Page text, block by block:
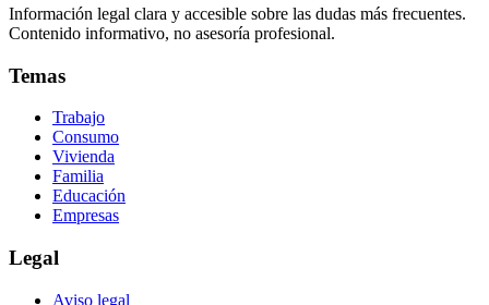
Información legal clara y accesible sobre las dudas más frecuentes.
Contenido informativo, no asesoría profesional.
Temas
Trabajo
Consumo
Vivienda
Familia
Educación
Empresas
Legal
Aviso legal